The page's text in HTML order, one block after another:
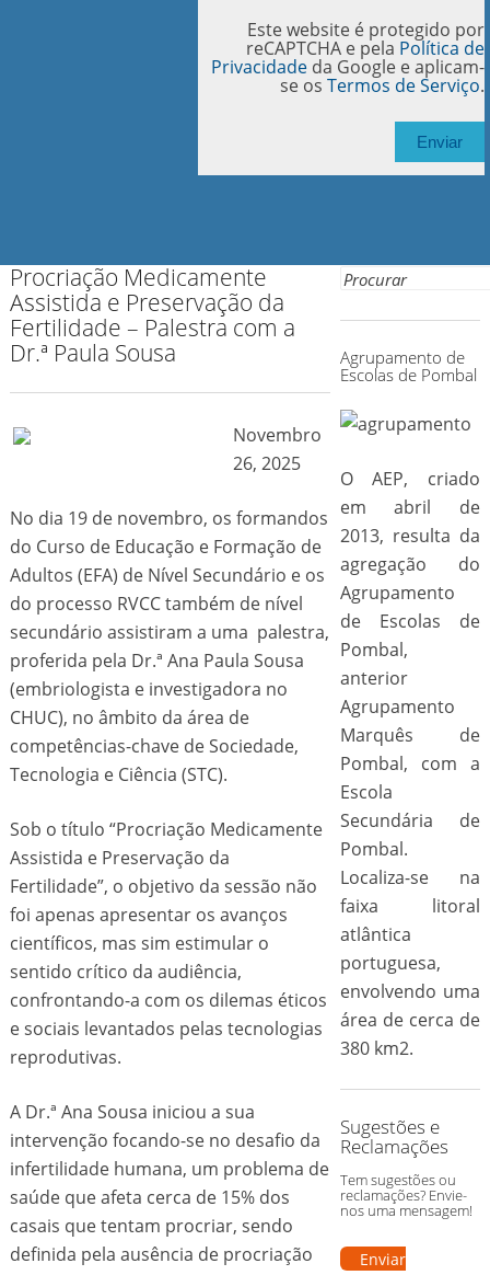
Este website é protegido por
reCAPTCHA e pela Política de
Privacidade da Google e aplicam-
se osTermos de Serviço.
Procriação Medicamente
Assistida e Preservação da
Fertilidade – Palestra com a
Dr.ª Paula Sousa
Novembro
26, 2025
No dia 19 de novembro, os formandos
do Curso de Educação e Formação de
Adultos (EFA) de Nível Secundário e os
do processo RVCC também de nível
secundário assistiram a uma palestra,
proferida pela Dr.ª Ana Paula Sousa
(embriologista e investigadora no
CHUC), no âmbito da área de
competências-chave de Sociedade,
Tecnologia e Ciência (STC).
Sob o título “Procriação Medicamente
Assistida e Preservação da
Fertilidade”, o objetivo da sessão não
foi apenas apresentar os avanços
científicos, mas sim estimular o
sentido crítico da audiência,
confrontando-a com os dilemas éticos
e sociais levantados pelas tecnologias
reprodutivas.
A Dr.ª Ana Sousa iniciou a sua
intervenção focando-se no desafio da
infertilidade humana, um problema de
saúde que afeta cerca de 15% dos
casais que tentam procriar, sendo
definida pela ausência de procriação
Search
Agrupamento de
Escolas de Pombal
O AEP, criado
em abril de
2013, resulta da
agregação do
Agrupamento
de Escolas de
Pombal,
anterior
Agrupamento
Marquês de
Pombal, com a
Escola
Secundária de
Pombal.
Localiza-se na
faixa litoral
atlântica
portuguesa,
envolvendo uma
área de cerca de
380 km2.
Sugestões e
Reclamações
Tem sugestões ou
reclamações? Envie-
nos uma mensagem!
Enviar